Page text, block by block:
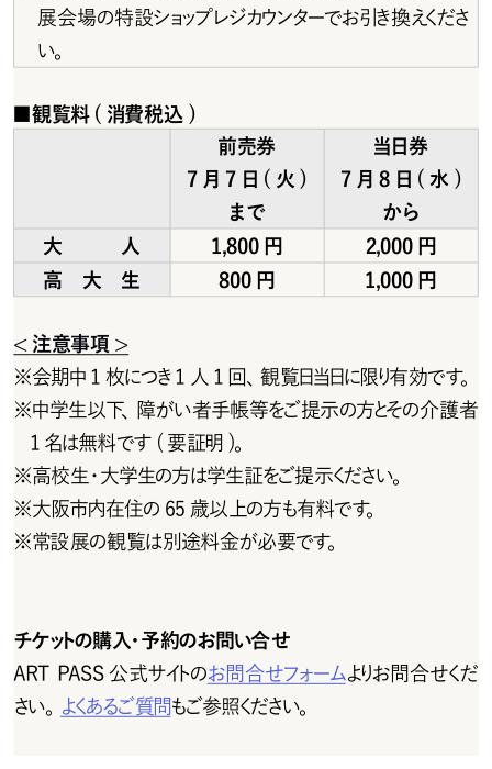
展会場の特設ショップレジカウンターでお引き換えくださ
い。
■ 観覧料(消費税込 )
前売券
7月7日(火)
まで
当日券
7月8日(水)
から
大人
1,800円
2,000円
高大生
800円 1,000円
<注意事項>
※会期中 1 枚につき1 人 1 回、観覧日当日に限り有効です。
※中学生以下、障がい者手帳等をご提示の方とその介護者
1 名は無料です ( 要証明 )。
※高校生・大学生の方は学生証をご提示ください。
※大阪市内在住の65歳以上の方も有料です。
※常設展の観覧は別途料金が必要です。
チケットの購入・予約のお問い合せ
ART PASS公式サイトのお問合せフォームよりお問 合 せくだ
さい。 よくあるご 質 問もご参照ください。